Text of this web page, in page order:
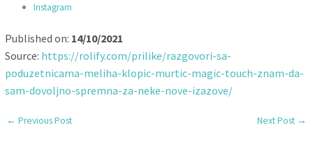
Instagram
Published on: 14/10/2021
Source: https://rolify.com/prilike/razgovori-sa-
poduzetnicama-meliha-klopic-murtic-magic-touch-znam-da-
sam-dovoljno-spremna-za-neke-nove-izazove/
← Previous Post Next Post →